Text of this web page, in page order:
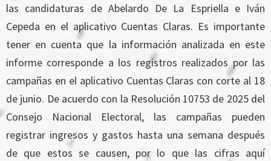
las candidaturas de Abelardo De La Espriella e Iván
Cepeda en el aplicativo Cuentas Claras. Es importante
tener en cuenta que la información analizada en este
informe corresponde a los registros realizados por las
campañas en el aplicativo Cuentas Claras con corte al 18
de junio. De acuerdo con la Resolución 10753 de 2025 del
Consejo Nacional Electoral, las campañas pueden
registrar ingresos y gastos hasta una semana después
de que estos se causen, por lo que las cifras aquí